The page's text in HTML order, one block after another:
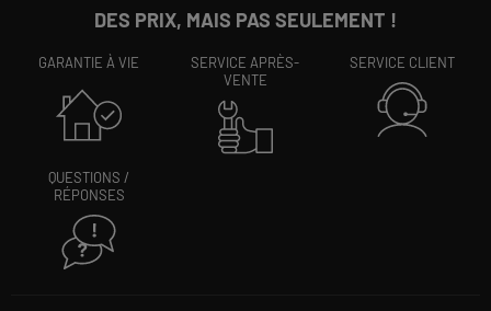
DES PRIX, MAIS PAS SEULEMENT !
GARANTIE À VIE
SERVICE APRÈS-
VENTE
SERVICE CLIENT
QUESTIONS /
RÉPONSES